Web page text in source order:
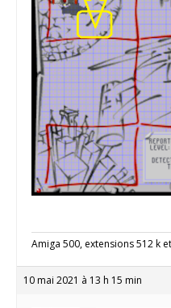
Amiga 500, extensions 512 k
10 mai 2021 à 13 h 15 min